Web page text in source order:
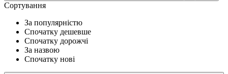
Сортування
За популярністю
Спочатку дешевше
Спочатку дорожчі
За назвою
Спочатку нові